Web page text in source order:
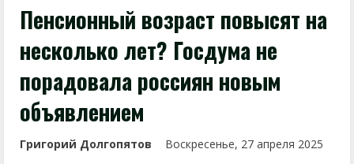
Пенсионный возраст повысят на
несколько лет? Госдума не
порадовала россиян новым
объявлением
Григорий Долгопятов Воскресенье, 27 апреля 2025